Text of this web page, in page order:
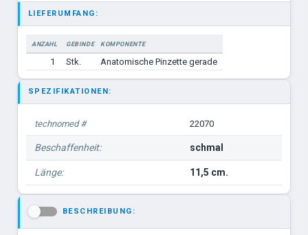
LIEFERUMFANG:
ANZAHL GEBINDE
KOMPONENTE
1
Stk. Anatomische Pinzette gerade
SPEZIFIKATIONEN:
technomed # 22070
Beschaffenheit: schmal
Länge: 11,5 cm.
BESCHREIBUNG: